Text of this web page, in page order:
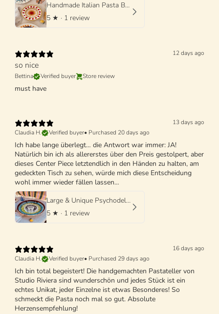
Handmade Italian Pasta Bowl 25 cm | Cappello di Prete "Mutti Edition"
5 ★ · 1 review
12 days ago
so nice
Bettina Verified buyer Store review
must have
13 days ago
Claudia H.
Verified buyer• Purchased 20 days ago
Ich habe lange überlegt… die Antwort war immer: JA!
Natürlich bin ich als allererstes über den Preis gestolpert, aber
dieses Center Piece letztendlich in den Händen zu halten, am
gedeckten Tisch zu sehen, würde mich diese Entscheidung
wohl immer wieder fällen lassen…
Large & Unique Psychodelic Viso Bowl - 42cm - One of a Kind
5 ★ · 1 review
16 days ago
Claudia H.
Verified buyer• Purchased 29 days ago
Ich bin total begeistert! Die handgemachten Pastateller von
Studio Riviera sind wunderschön und jedes Stück ist ein
echtes Unikat, jeder Einzelne ist etwas Besonderes! So
schmeckt die Pasta noch mal so gut. Absolute
Herzensempfehlung!